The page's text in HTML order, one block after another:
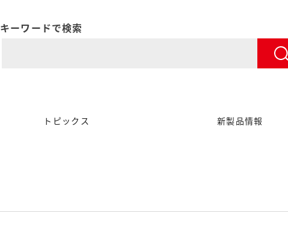
キーワードで検索
トピックス 新製品情報